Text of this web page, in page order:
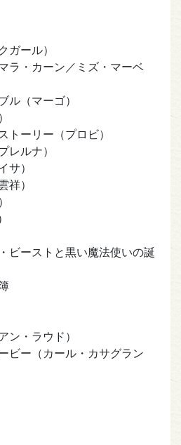
ガール）
ラ・カーン／ミズ・マーベ
ル（マーゴ）
トーリー（プロビ）
レルナ）
サ）
祥）
ビーストと黒い魔法使いの誕
ン・ラウド）
ビー（カール・カサグラン